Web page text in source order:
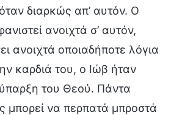
διαρκώς απ’ αυτόν. Ο
ανοιχτά σ’ αυτόν,
ανοιχτά οποιαδήποτε λόγια
καρδιά του, ο Ιώβ ήταν
ύπαρξη του Θεού. Πάντα
μπορεί να περπατά μπροστά